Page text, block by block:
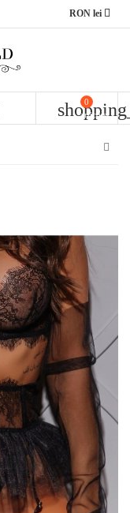
RON lei
0
articole